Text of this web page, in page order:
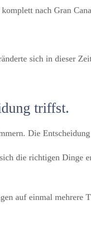
nach Gran
sich in dieser
triffst.
Die
die richtigen Dinge
auf einmal mehrere